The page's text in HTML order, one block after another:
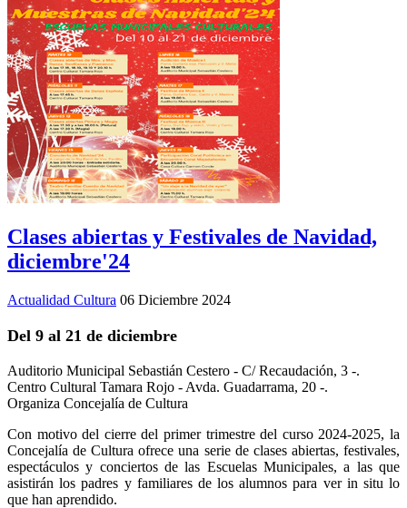
Clases abiertas y Festivales de Navidad,
diciembre'24
Actualidad Cultura 06 Diciembre 2024
Del 9 al 21 de diciembre
Auditorio Municipal Sebastián Cestero - C/ Recaudación, 3 -.
Centro Cultural Tamara Rojo - Avda. Guadarrama, 20 -.
Organiza Concejalía de Cultura
Con motivo del cierre del primer trimestre del curso 2024-2025, la
Concejalía de Cultura ofrece una serie de clases abiertas, festivales,
espectáculos y conciertos de las Escuelas Municipales, a las que
asistirán los padres y familiares de los alumnos para ver in situ lo
que han aprendido.